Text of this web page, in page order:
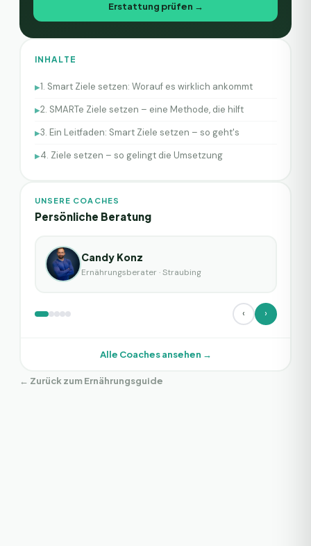
Erstattung prüfen →
INHALTE
▶1. Smart Ziele setzen: Worauf es wirklich ankommt
▶2. SMARTe Ziele setzen – eine Methode, die hilft
▶3. Ein Leitfaden: Smart Ziele setzen – so geht's
▶4. Ziele setzen – so gelingt die Umsetzung
UNSERE COACHES
Persönliche Beratung
Candy Konz
Ernährungsberater ·Straubing
‹ ›
Alle Coaches ansehen →
← Zurück zum Ernährungsguide